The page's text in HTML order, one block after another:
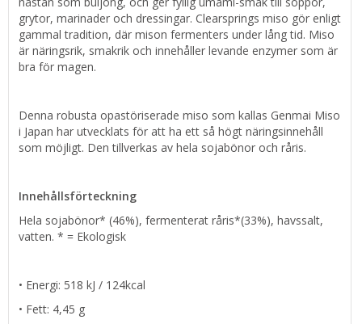
grytor, marinader och dressingar. Clearsprings miso gör enligt
gammal tradition, där mison fermenters under lång tid. Miso
är näringsrik, smakrik och innehåller levande enzymer som är
bra för magen.
Denna robusta opastöriserade miso som kallas Genmai Miso
i Japan har utvecklats för att ha ett så högt näringsinnehåll
som möjligt. Den tillverkas av hela sojabönor och råris.
Innehållsförteckning
Hela sojabönor* (46%), fermenterat råris*(33%), havssalt,
vatten. * = Ekologisk
• Energi: 518 kJ / 124kcal
• Fett: 4,45 g